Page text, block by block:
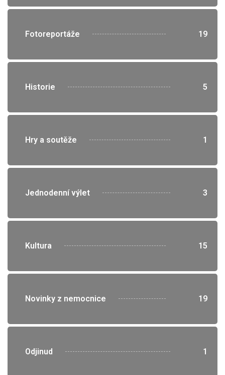
Fotoreportáže 19
Historie 5
Hry a soutěže 1
Jednodenní výlet 3
Kultura 15
Novinky z nemocnice 19
Odjinud 1